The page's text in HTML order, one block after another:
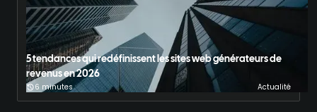
5 tendances qui redéfinissent les sites web générateurs de
revenus en 2026
6 minutes Actualité